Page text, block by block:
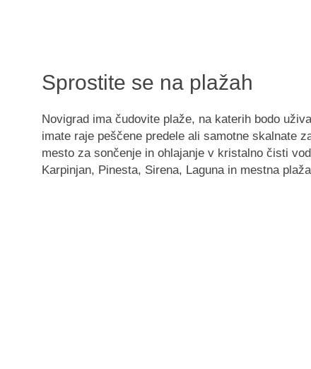
Sprostite se na plažah
Novigrad ima čudovite plaže, na katerih bodo
imate raje peščene predele ali samotne skalnate
mesto za sončenje in ohlajanje v kristalno čisti
Karpinjan, Pinesta, Sirena, Laguna in mestna plaža